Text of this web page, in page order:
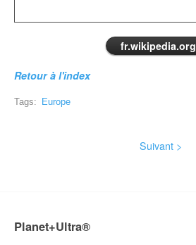
fr.wikipedia.org
Retour à l'index
Tags: Europe
Suivant >
Planet+Ultra®